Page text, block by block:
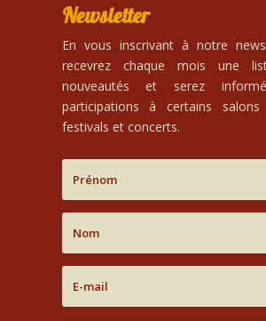
Newsletter
En vous inscrivant à notre
recevrez chaque mois une
nouveautés et serez
participations à certains
festivals et concerts.